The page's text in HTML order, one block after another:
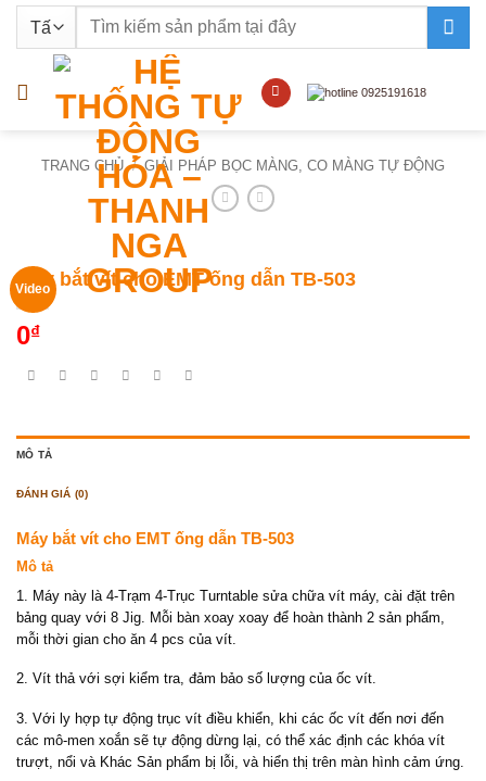
nội
Tìm
TRANG CHỦ / GIẢI PHÁP BỌC MÀNG, CO MÀNG TỰ ĐỘNG
Video
Máy bắt vít cho EMT ống dẫn TB-503
0₫
MÔ TẢ
ĐÁNH GIÁ (0)
Máy bắt vít cho EMT ống dẫn TB-503
Mô tả
1. Máy này là 4-Trạm 4-Trục Turntable sửa chữa vít máy, cài đặt trên
bảng quay với 8 Jig. Mỗi bàn xoay xoay để hoàn thành 2 sản phẩm,
mỗi thời gian cho ăn 4 pcs của vít.
2. Vít thả với sợi kiểm tra, đảm bảo số lượng của ốc vít.
3. Với ly hợp tự động trục vít điều khiển, khi các ốc vít đến nơi đến
các mô-men xoắn sẽ tự động dừng lại, có thể xác định các khóa vít
trượt, nổi và Khác Sản phẩm bị lỗi, và hiển thị trên màn hình cảm ứng.